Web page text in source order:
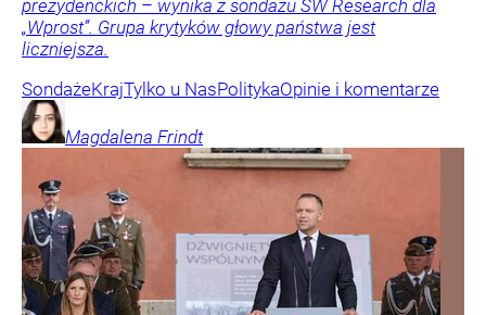
prezydenckich – wynika z sondażu SW Research dla
„Wprost”. Grupa krytyków głowy państwa jest
liczniejsza.
SondażeKrajTylko u NasPolitykaOpinie i komentarze
Magdalena Frindt